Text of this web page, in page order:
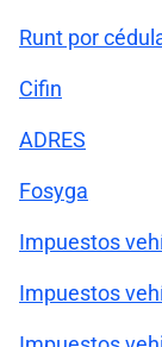
Runt por
Cifin
ADRES
Fosyga
Impuestos
Impuestos